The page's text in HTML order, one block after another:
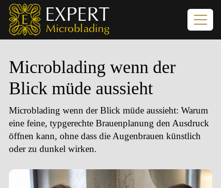
Microblading wenn der
Blick müde aussieht
Microblading wenn der Blick müde aussieht: Warum
eine feine, typgerechte Brauenplanung den Ausdruck
öffnen kann, ohne dass die Augenbrauen künstlich
oder zu dunkel wirken.